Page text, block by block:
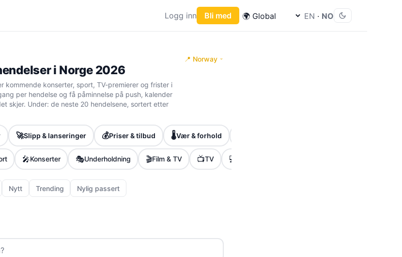
Logg inn Bli med EN · NO
i Norge 2026
kommende konserter, sport, TV-premierer og frister i
per hendelse og få påminnelse på push, kalender
skjer. Under: de neste 20 hendelsene, sortert etter
📍 Norway
🚀Slipp & lanseringer 💰Priser & tilbud 🌡️Vær & forhold
🎤Konserter 🎭Underholdning 🎬Film & TV 📺TV 💻
Nytt Trending Nylig passert